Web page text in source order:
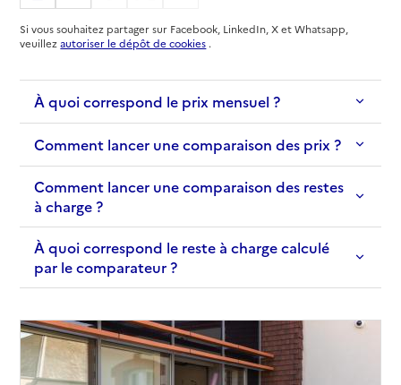
Source des données : Finess n° 450019781
Mis à jour le : 08/09/2024
Si vous souhaitez partager sur Facebook, LinkedIn, X et Whatsapp,
veuillezautoriser le dépôt de cookies .
À quoi correspond le prix mensuel ?
Comment lancer une comparaison des prix ?
Comment lancer une comparaison des restes
à charge ?
À quoi correspond le reste à charge calculé
par le comparateur ?